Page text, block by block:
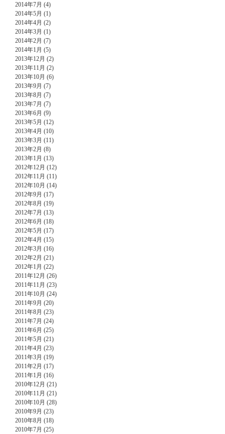
2014年7月 (4)
2014年5月 (1)
2014年4月 (2)
2014年3月 (1)
2014年2月 (7)
2014年1月 (5)
2013年12月 (2)
2013年11月 (2)
2013年10月 (6)
2013年9月 (7)
2013年8月 (7)
2013年7月 (7)
2013年6月 (9)
2013年5月 (12)
2013年4月 (10)
2013年3月 (11)
2013年2月 (8)
2013年1月 (13)
2012年12月 (12)
2012年11月 (11)
2012年10月 (14)
2012年9月 (17)
2012年8月 (19)
2012年7月 (13)
2012年6月 (18)
2012年5月 (17)
2012年4月 (15)
2012年3月 (16)
2012年2月 (21)
2012年1月 (22)
2011年12月 (26)
2011年11月 (23)
2011年10月 (24)
2011年9月 (20)
2011年8月 (23)
2011年7月 (24)
2011年6月 (25)
2011年5月 (21)
2011年4月 (23)
2011年3月 (19)
2011年2月 (17)
2011年1月 (16)
2010年12月 (21)
2010年11月 (21)
2010年10月 (28)
2010年9月 (23)
2010年8月 (18)
2010年7月 (25)